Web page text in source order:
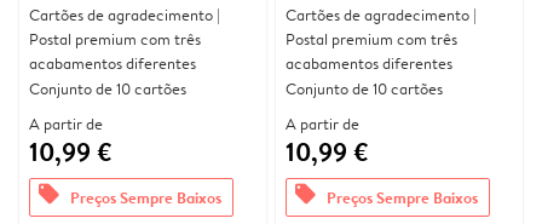
Cartões de agradecimento |
Postal premium com três
acabamentos diferentes
Conjunto de 10 cartões
A partir de
10,99 €
offers Preços Sempre Baixos
Cartões de agradecimento |
Postal premium com três
acabamentos diferentes
Conjunto de 10 cartões
A partir de
10,99 €
offers Preços Sempre Baixos